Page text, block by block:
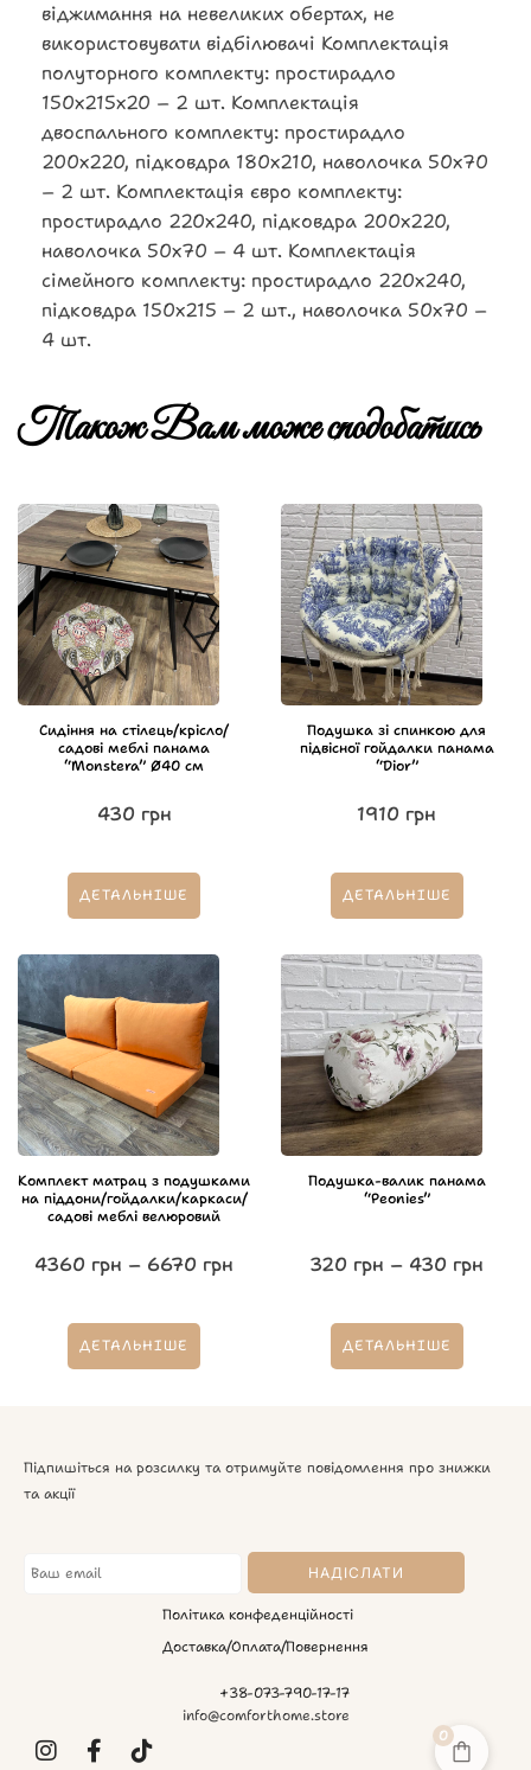
віджимання на невеликих обертах, не
використовувати відбілювачі Комплектація
полуторного комплекту: простирадло
150х215х20 – 2 шт. Комплектація
двоспального комплекту: простирадло
200х220, підковдра 180х210, наволочка 50х70
– 2 шт. Комплектація євро комплекту:
простирадло 220х240, підковдра 200х220,
наволочка 50х70 – 4 шт. Комплектація
сімейного комплекту: простирадло 220х240,
підковдра 150х215 – 2 шт., наволочка 50х70 –
4 шт.
Також Вам може сподобатись
Сидіння на стілець/крісло/
садові меблі панама
“Monstera” Ø40 см
430 грн
ДЕТАЛЬНІШЕ
Подушка зі спинкою для
підвісної гойдалки панама
“Dior”
1910 грн
ДЕТАЛЬНІШЕ
Комплект матрац з подушками
на піддони/гойдалки/каркаси/
садові меблі велюровий
4360 грн – 6670 грн
ДЕТАЛЬНІШЕ
Подушка-валик панама
“Peonies”
320 грн – 430 грн
ДЕТАЛЬНІШЕ
Підпишіться на розсилку та отримуйте повідомлення про знижки
та акції
Політика конфеденційності
Доставка/Оплата/Повернення
+38-073-790-17-17
info@comforthome.store
0